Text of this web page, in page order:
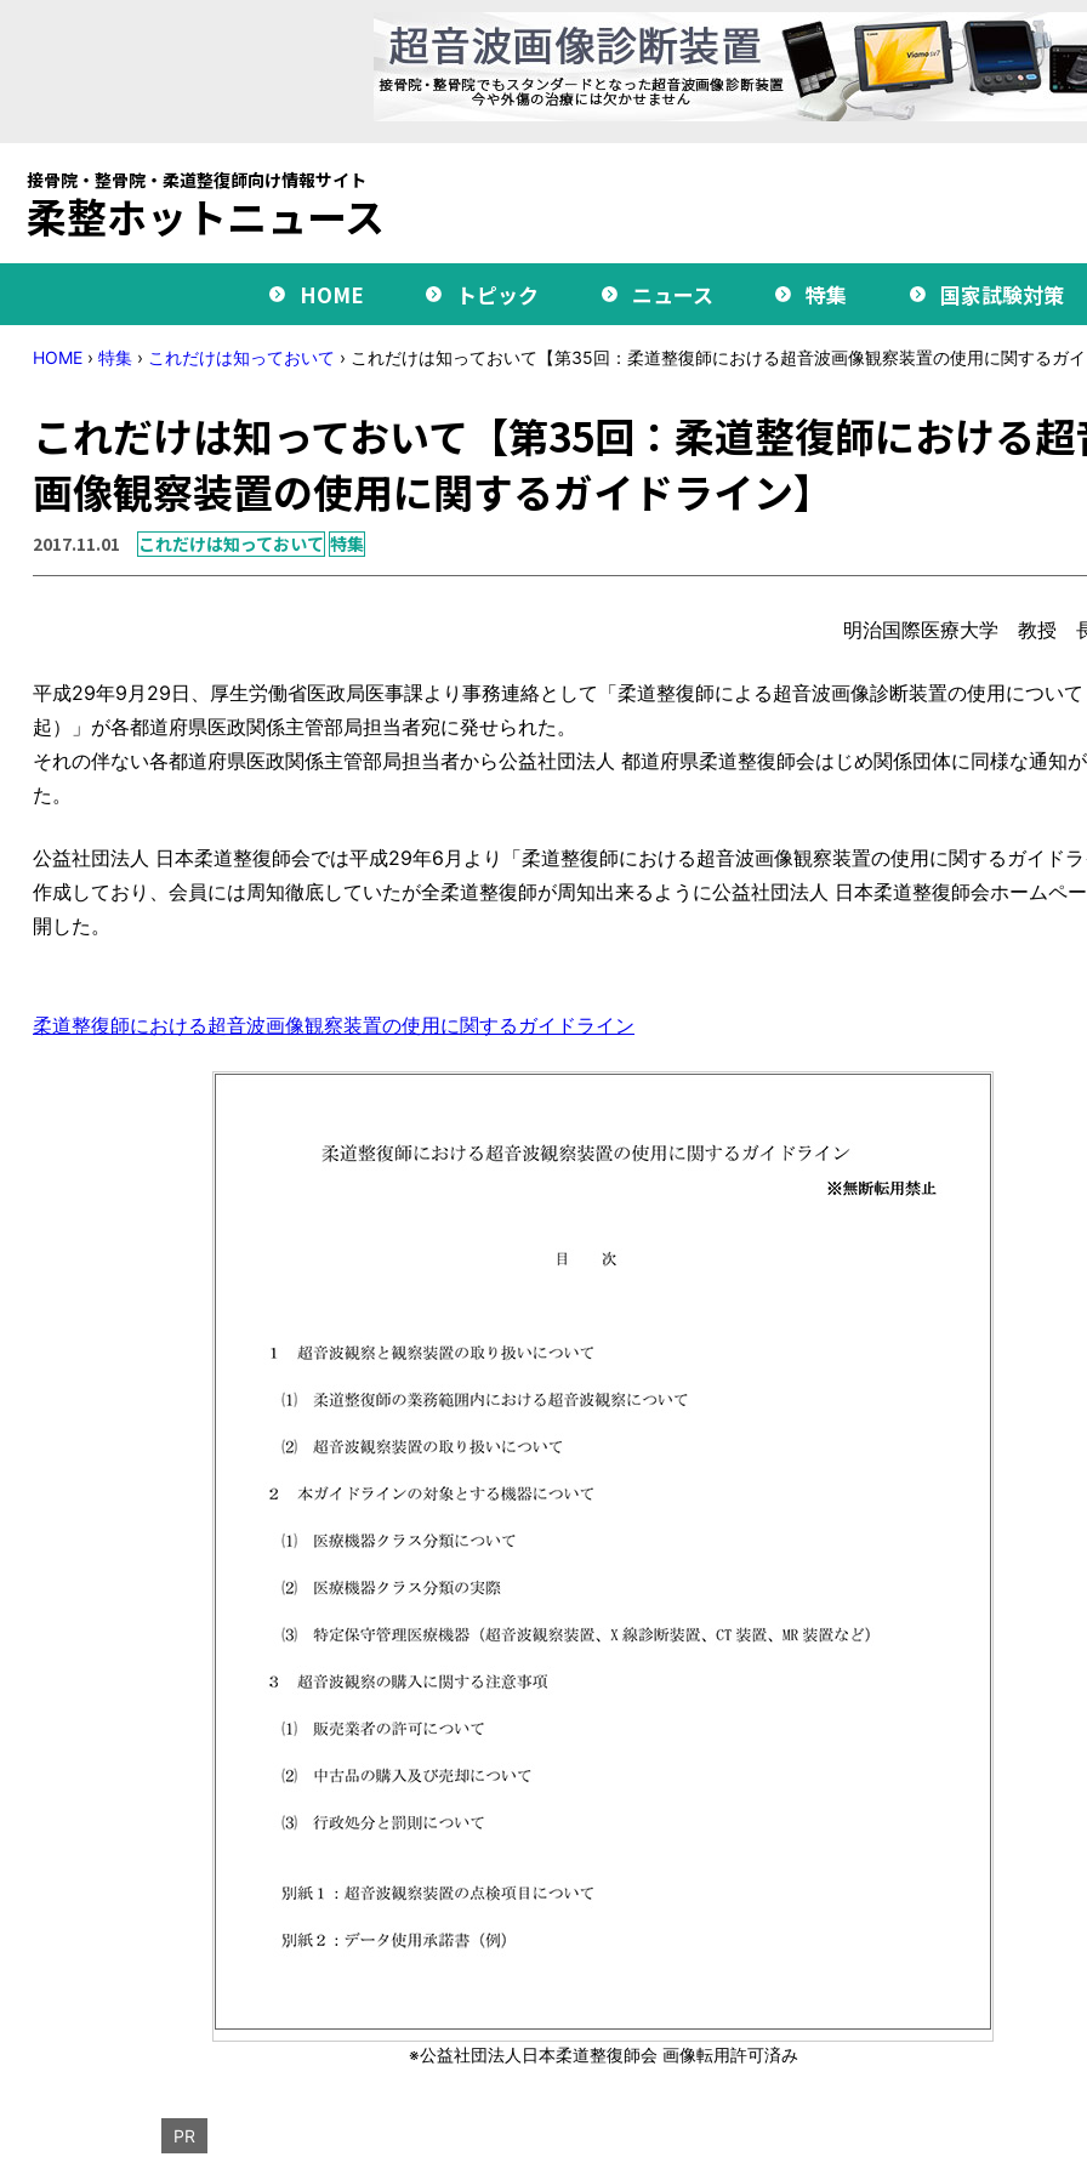
接骨院・整骨院・柔道整復師向け情報サイト
柔整ホットニュース
HOME トピック ニュース 特集 国家試験対策
HOME › 特集 › これだけは知っておいて › これだけは知っておいて【第35回：柔道整復師における超音波画像観察装置の使用に関するガ
これだけは知っておいて【第35回：柔道整復師における
画像観察装置の使用に関するガイドライン】
2017.11.01 これだけは知っておいて 特集
明治国際医療大学 教授
平成29年9月29日、厚生労働省医政局医事課より事務連絡として「柔道整復師による超音波画像診断装置の使用につい
起）」が各都道府県医政関係主管部局担当者宛に発せられた。
それの伴ない各都道府県医政関係主管部局担当者から公益社団法人 都道府県柔道整復師会はじめ関係団体に同様な通知
た。
公益社団法人 日本柔道整復師会では平成29年6月より「柔道整復師における超音波画像観察装置の使用に関するガイド
作成しており、会員には周知徹底していたが全柔道整復師が周知出来るように公益社団法人 日本柔道整復師会ホームペ
開した。
柔道整復師における超音波画像観察装置の使用に関するガイドライン
※公益社団法人日本柔道整復師会 画像転用許可済み
PR